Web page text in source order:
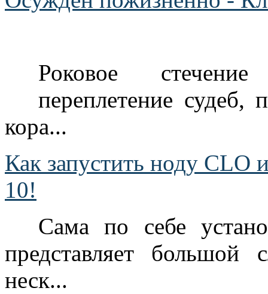
Роковое
переплетение судеб,
кора...
Как запустить ноду CLO
10!
Сама по себе
представляет
неск...